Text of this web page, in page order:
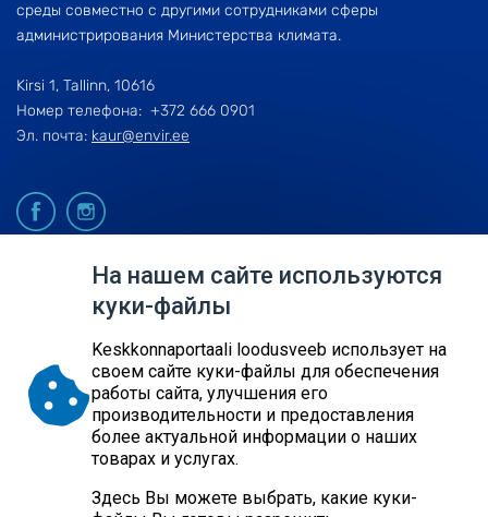
KESKKONNAAGENTUUR
REQUEST QUERY
среды совместно с другими сотрудниками сферы
администрирования Министерства климата.
Kirsi 1, Tallinn, 10616
Номер телефона: +372 666 0901
Эл. почта: kaur@envir.ee
На нашем сайте используются
куки-файлы
Keskkonnaportaali loodusveeb использует на
своем сайте куки-файлы для обеспечения
работы сайта, улучшения его
производительности и предоставления
более актуальной информации о наших
товарах и услугах.
Здесь Вы можете выбрать, какие куки-